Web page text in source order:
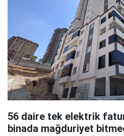
56 daire tek elektrik
binada mağduriyet